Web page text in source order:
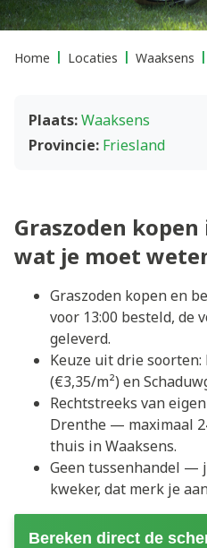
Home Locaties Waaksens
Plaats:Waaksens
Provincie: Friesland
Graszoden
wat je moet
Graszoden kopen en
voor 13:00 besteld, de
geleverd.
Keuze uit drie soorten:
(€3,35/m²) en
Rechtstreeks van
Drenthe — maximaal
thuis in Waaksens.
Geen tussenhandel —
kweker, dat merk je
Bereken direct de